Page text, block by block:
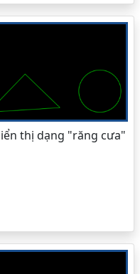
thị dạng "răng cưa"